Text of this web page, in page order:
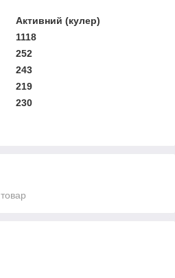
Активний (кулер)
1118
252
243
219
230